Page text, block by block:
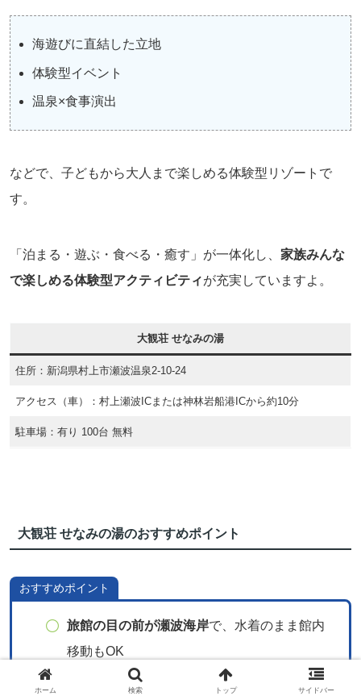
海遊びに直結した立地
体験型イベント
温泉×食事演出
などで、子どもから大人まで楽しめる体験型リゾートで
す。
「泊まる・遊ぶ・食べる・癒す」が一体化し、 家族みんな
で楽しめる体験型アクティビティが充実していますよ。
大観荘 せなみの湯
住所：新潟県村上市瀬波温泉2‑10‑24
アクセス（車）：村上瀬波ICまたは神林岩船港ICから約10分
駐車場：有り 100台 無料
大観荘 せなみの湯のおすすめポイント
おすすめポイント
旅館の目の前が瀬波海岸で、水着のまま館内
移動もOK
敷地内の海岸沿いに設けられた 大きな日本海
ホーム 検索 トップ サイドバー